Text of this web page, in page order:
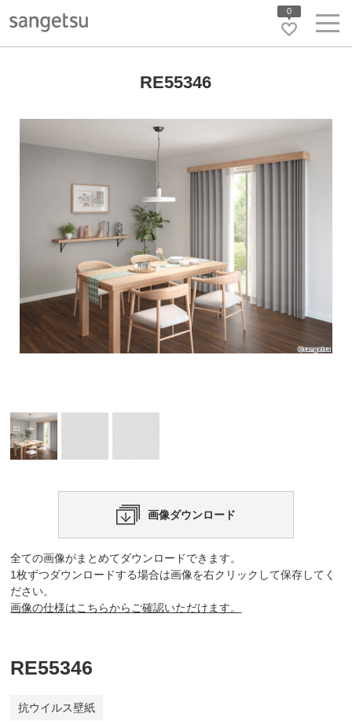
0
RE55346
画像ダウンロード
全ての画像がまとめてダウンロードできます。
1枚ずつダウンロードする場合は画像を右クリックして保存してく
ださい。
画像の仕様はこちらからご確認いただけます。
RE55346
抗ウイルス壁紙